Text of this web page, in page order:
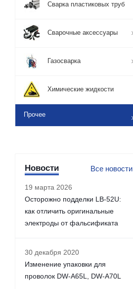
Сварка пластиковых труб
Сварочные аксессуары
Газосварка
Химические жидкости
Прочее
Новости Все новости
19 марта 2026
Осторожно подделки LB-52U:
как отличить оригинальные
электроды от фальсификата
30 декабря 2020
Изменение упаковки для
проволок DW-A65L, DW-A70L